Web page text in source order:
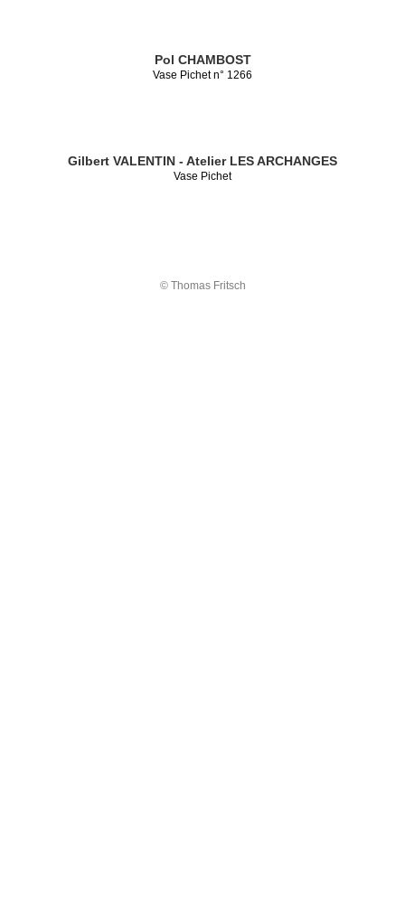
Pol CHAMBOST
Vase Pichet n° 1266
Gilbert VALENTIN - Atelier LES ARCHANGES
Vase Pichet
© Thomas Fritsch